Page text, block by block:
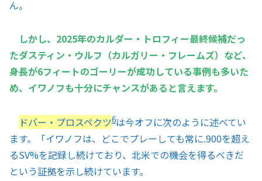
ん。
しかし、2025年のカルダー・トロフィー最終候補だっ
たダスティン・ウルフ（カルガリー・フレームズ）など、
身長が6フィートのゴーリーが成功している事例も多いた
め、イワノフも十分にチャンスがあると言えます。
ドバー・プロスペクツ6は今オフに次のように述べてい
ます。「イワノフは、どこでプレーしても常に.900を超え
るSV%を記録し続けており、北米での機会を得るべきだ
という証拠を示し続けています。